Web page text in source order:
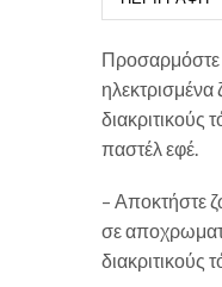
Προσαρμόστε
διακριτικούς
παστέλ εφέ.
– Αποκτήστε
σε
διακριτικούς